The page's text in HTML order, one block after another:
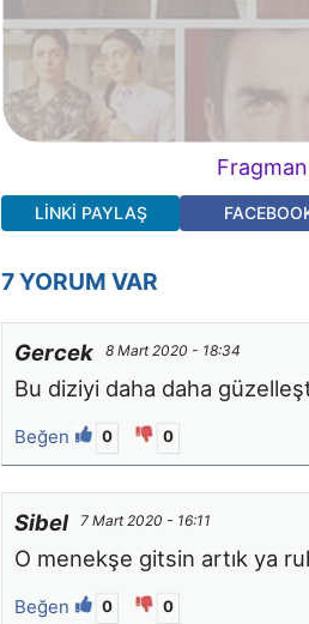
LINKI PAYLAŞ
7 YORUM VAR
Gercek 8 Mart 2020 - 18:34
Bu diziyi daha daha
Beğen 0 0
Sibel 7 Mart 2020 - 16:11
O menekşe gitsin artık ya
Beğen 0 0